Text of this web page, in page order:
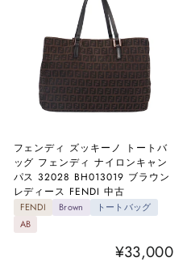
フェンディ ズッキーノ トートバ
ッグ フェンディ ナイロンキャン
パス 32028 BH013019 ブラウン
レディース FENDI 中古
FENDI Brown
トートバッグ
AB
¥33,000